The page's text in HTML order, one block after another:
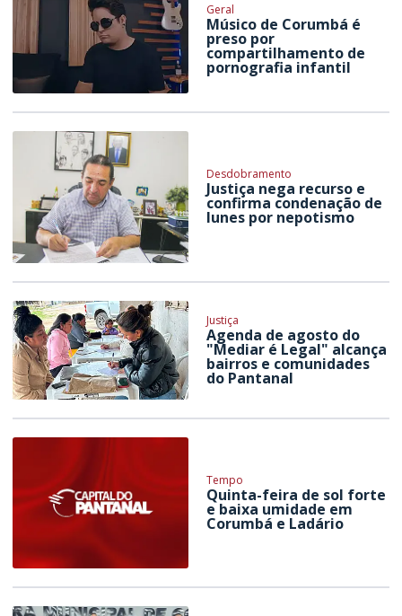
Geral
Músico de Corumbá é
preso por
compartilhamento de
pornografia infantil
Desdobramento
Justiça nega recurso e
confirma condenação de
Iunes por nepotismo
Justiça
Agenda de agosto do
"Mediar é Legal" alcança
bairros e comunidades
do Pantanal
Tempo
Quinta-feira de sol forte
e baixa umidade em
Corumbá e Ladário